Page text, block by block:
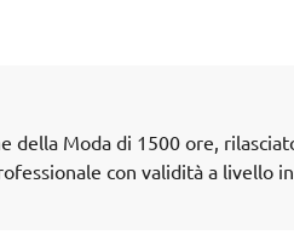
Moda di 1500 ore,
con validità a livello